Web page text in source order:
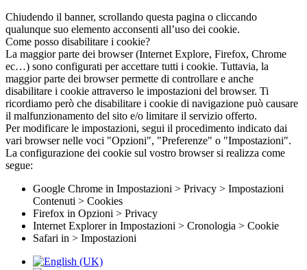
Chiudendo il banner, scrollando questa pagina o cliccando
qualunque suo elemento acconsenti all’uso dei cookie.
Come posso disabilitare i cookie?
La maggior parte dei browser (Internet Explore, Firefox, Chrome
ec…) sono configurati per accettare tutti i cookie. Tuttavia, la
maggior parte dei browser permette di controllare e anche
disabilitare i cookie attraverso le impostazioni del browser. Ti
ricordiamo però che disabilitare i cookie di navigazione può causare
il malfunzionamento del sito e/o limitare il servizio offerto.
Per modificare le impostazioni, segui il procedimento indicato dai
vari browser nelle voci "Opzioni", "Preferenze" o "Impostazioni".
La configurazione dei cookie sul vostro browser si realizza come
segue:
Google Chrome in Impostazioni > Privacy > Impostazioni
Contenuti > Cookies
Firefox in Opzioni > Privacy
Internet Explorer in Impostazioni > Cronologia > Cookie
Safari in > Impostazioni